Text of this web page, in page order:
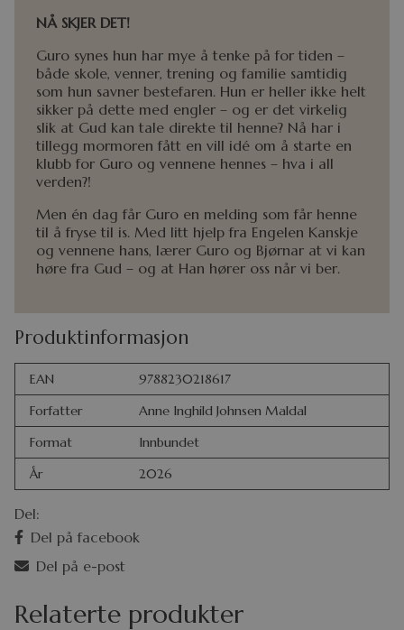
Del:
Del på facebook
Del på e-post
NÅ SKJER DET!
Guro synes hun har mye å tenke på for tiden –
både skole, venner, trening og familie samtidig
som hun savner bestefaren. Hun er heller ikke helt
sikker på dette med engler – og er det virkelig
slik at Gud kan tale direkte til henne? Nå har i
tillegg mormoren fått en vill idé om å starte en
klubb for Guro og vennene hennes – hva i all
verden?!
Men én dag får Guro en melding som får henne
til å fryse til is. Med litt hjelp fra Engelen Kanskje
og vennene hans, lærer Guro og Bjørnar at vi kan
høre fra Gud – og at Han hører oss når vi ber.
Produktinformasjon
EAN
9788230218617
Forfatter
Anne Inghild Johnsen Maldal
Format
Innbundet
År
2026
Relaterte produkter